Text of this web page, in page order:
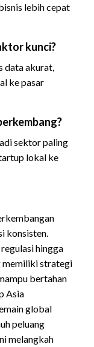
lebih cepat
kunci?
data akurat,
ke pasar
sektor paling
lokal ke
konsisten.
hingga
memiliki strategi
bertahan
Asia
global
peluang
melangkah